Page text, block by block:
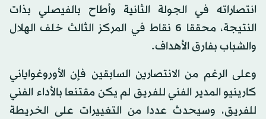
انتصاراته في الجولة الثانية وأطاح بالفيصلي بذات
النتيجة، محققا 6 نقاط في المركز الثالث خلف الهلال
والشباب بفارق الأهداف.
وعلى الرغم من الانتصارين السابقين فإن الأوروغواياني
كارينيو المدير الفني للفريق لم يكن مقتنعا بالأداء الفني
للفريق، وسيحدث عددا من التغييرات على الخريطة